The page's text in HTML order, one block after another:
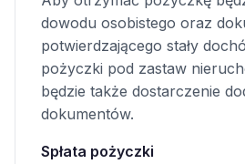
dowodu osobistego oraz
potwierdzającego stały
pożyczki pod zastaw
będzie także dostarczenie
dokumentów.
Spłata pożyczki